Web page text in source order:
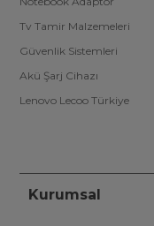
Tv Tamir Malzemeleri
Güvenlik Sistemleri
Akü Şarj Cihazı
Lenovo Lecoo Türkiye
Kurumsal